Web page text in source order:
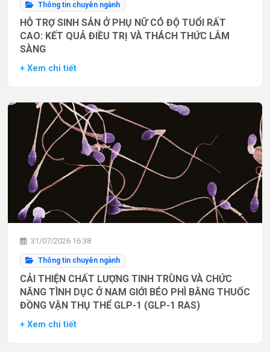
Thông tin chuyên ngành
HỖ TRỢ SINH SẢN Ở PHỤ NỮ CÓ ĐỘ TUỔI RẤT
CAO: KẾT QUẢ ĐIỀU TRỊ VÀ THÁCH THỨC LÂM
SÀNG
+ Xem chi tiết
31/07/2026 16:38
Thông tin chuyên ngành
CẢI THIỆN CHẤT LƯỢNG TINH TRÙNG VÀ CHỨC
NĂNG TÌNH DỤC Ở NAM GIỚI BÉO PHÌ BẰNG THUỐC
ĐỒNG VẬN THỤ THỂ GLP-1 (GLP-1 RAS)
+ Xem chi tiết